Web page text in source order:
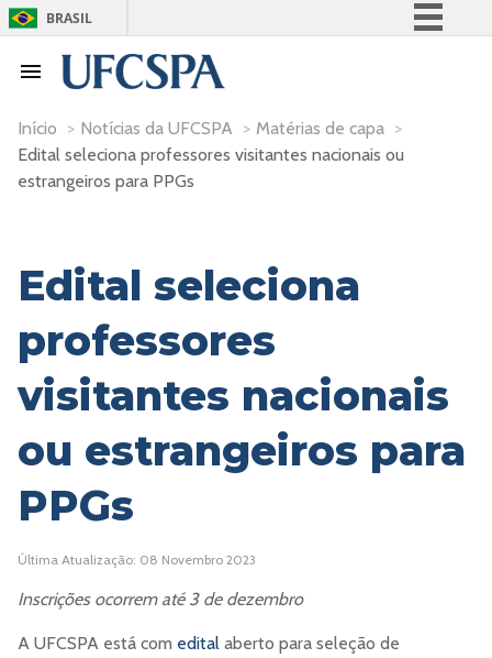
BRASIL
Participe
Acesso à informação
Início > Notícias da UFCSPA > Matérias de capa >
Edital seleciona professores visitantes nacionais ou
estrangeiros para PPGs
Edital seleciona
professores
visitantes nacionais
ou estrangeiros para
PPGs
Última Atualização: 08 Novembro 2023
Inscrições ocorrem até 3 de dezembro
A UFCSPA está com edital aberto para seleção de